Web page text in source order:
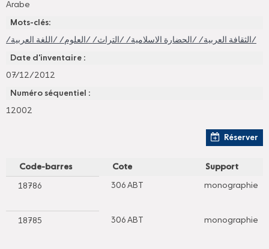
Arabe
Mots-clés:
/الثقافة العربية/ /الحضارة الاسلامية/ /التراث/ /العلوم/ /اللغة العربية/
Date d'inventaire :
07/12/2012
Numéro séquentiel :
12002
Réserver
Code-barres Cote Support
18786 306 ABT monographie
18785 306 ABT monographie